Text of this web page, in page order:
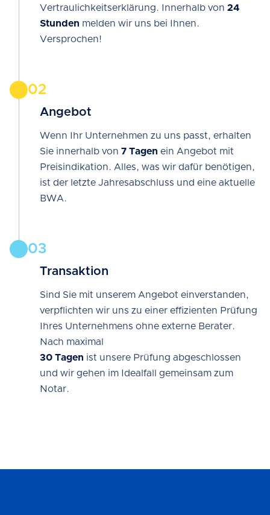
Vertraulichkeitserklärung. Innerhalb von 24
Stunden melden wir uns bei Ihnen.
Versprochen!
02
Angebot
Wenn Ihr Unternehmen zu uns passt, erhalten
Sie innerhalb von 7 Tagen ein Angebot mit
Preisindikation. Alles, was wir dafür benötigen,
ist der letzte Jahresabschluss und eine aktuelle
BWA.
03
Transaktion
Sind Sie mit unserem Angebot einverstanden,
verpflichten wir uns zu einer effizienten Prüfung
Ihres Unternehmens ohne externe Berater.
Nach maximal
30 Tagen ist unsere Prüfung abgeschlossen
und wir gehen im Idealfall gemeinsam zum
Notar.